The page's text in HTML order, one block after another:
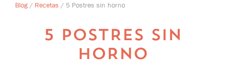
Blog / Recetas / 5 Postres sin horno
5 POSTRES SIN
HORNO